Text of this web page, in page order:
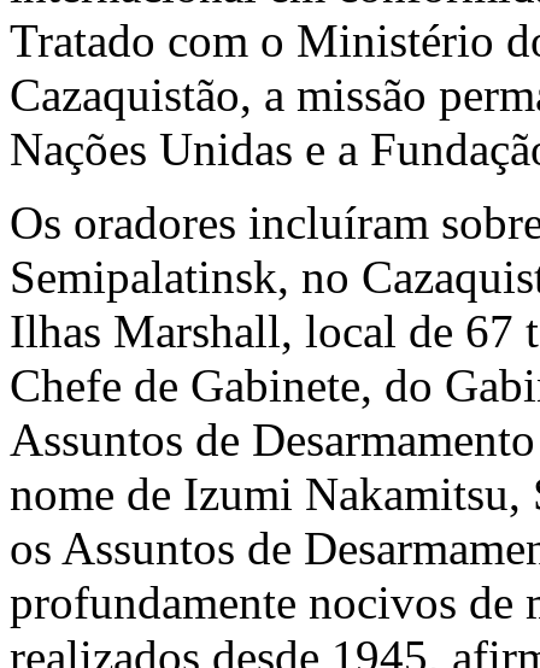
Tratado com o Ministério
Cazaquistão, a missão
Nações Unidas e a
Os oradores incluíram
Semipalatinsk, no
Ilhas Marshall, local de 67
Chefe de Gabinete, do
Assuntos de
nome de Izumi Nakamitsu,
os Assuntos de
profundamente nocivos de
realizados desde 1945,